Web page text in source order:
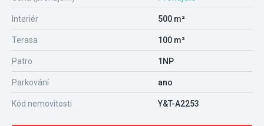
Interiér 500 m²
Terasa 100 m²
Patro 1NP
Parkování ano
Kód nemovitosti Y&T-A2253